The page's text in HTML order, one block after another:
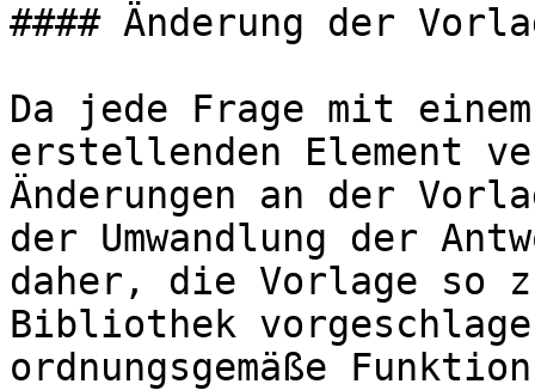
#### Änderung der
Da jede Frage mit
erstellenden Element
Änderungen an der
der Umwandlung der
daher, die Vorlage so
Bibliothek
ordnungsgemäße